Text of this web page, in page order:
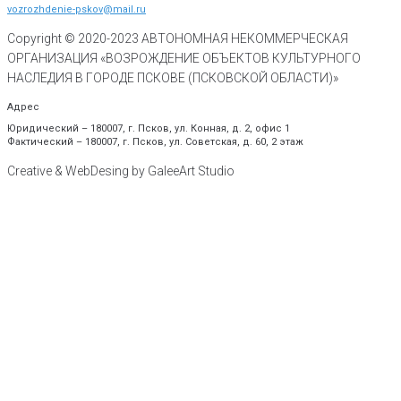
vozrozhdenie-pskov@mail.ru
Copyright © 2020-2023 АВТОНОМНАЯ НЕКОММЕРЧЕСКАЯ
ОРГАНИЗАЦИЯ «ВОЗРОЖДЕНИЕ ОБЪЕКТОВ КУЛЬТУРНОГО
НАСЛЕДИЯ В ГОРОДЕ ПСКОВЕ (ПСКОВСКОЙ ОБЛАСТИ)»
Адрес
Юридический – 180007, г. Псков, ул. Конная, д. 2, офис 1
Фактический – 180007, г. Псков, ул. Советская, д. 60, 2 этаж
Creative & WebDesing by GaleeArt Studio